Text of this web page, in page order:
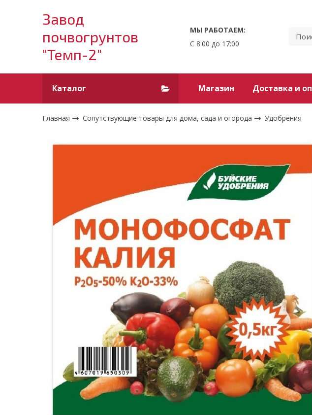
Завод
почвогрунтов
"Темп-2"
МЫ РАБОТАЕМ:
С 8:00 до 17:00
Каталог Магазин Доставка и
Главная Сопутствующие товары для дома, сада и огорода Удобрения